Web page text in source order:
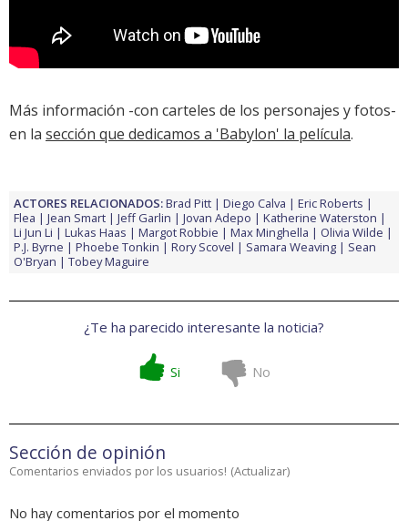
Más información -con carteles de los personajes y fotos-
en la sección que dedicamos a 'Babylon' la película.
ACTORES RELACIONADOS:Brad Pitt Diego Calva
Eric Roberts
Flea
Jean Smart Jeff Garlin Jovan Adepo
Katherine Waterston
Li Jun Li
Lukas Haas Margot Robbie Max Minghella
Olivia Wilde
P.J. Byrne
Phoebe Tonkin Rory Scovel Samara Weaving
Sean
O'Bryan
Tobey Maguire
¿Te ha parecido interesante la noticia?
Si No
Sección de opinión
Comentarios enviados por los usuarios! (Actualizar)
No hay comentarios por el momento